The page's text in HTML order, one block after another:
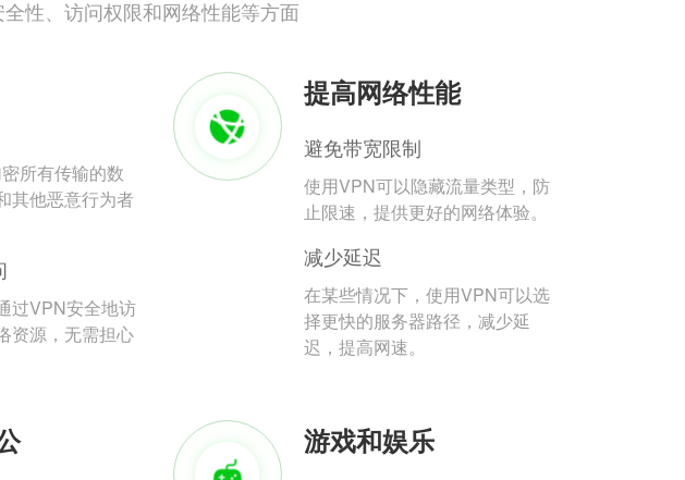
性、访问权限和网络性能等方面
所有传输的数
其他恶意行为者
过VPN安全地访
资源，无需担心
提高网络性能
避免带宽限制
使用VPN可以隐藏流量类型，防
止限速，提供更好的网络体验。
减少延迟
在某些情况下，使用VPN可以选
择更快的服务器路径，减少延
迟，提高网速。
游戏和娱乐